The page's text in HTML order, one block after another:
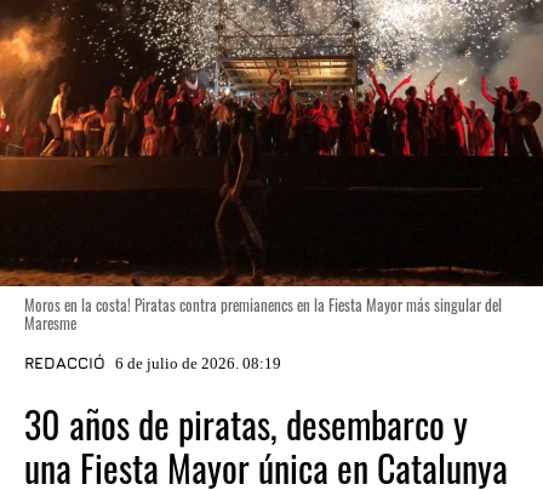
Moros en la costa! Piratas contra premianencs en la Fiesta Mayor más singular del
Maresme
REDACCIÓ 6 de julio de 2026. 08:19
30 años de piratas, desembarco y
una Fiesta Mayor única en Catalunya